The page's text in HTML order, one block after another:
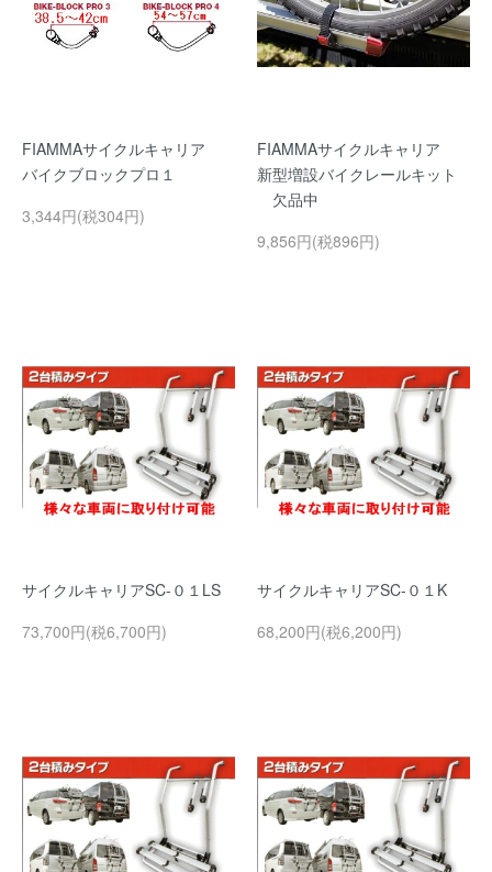
FIAMMAサイクルキャリア
バイクブロックプロ１
3,344円(税304円)
FIAMMAサイクルキャリア
新型増設バイクレールキット
欠品中
9,856円(税896円)
サイクルキャリアSC-０１LS
73,700円(税6,700円)
サイクルキャリアSC-０１K
68,200円(税6,200円)